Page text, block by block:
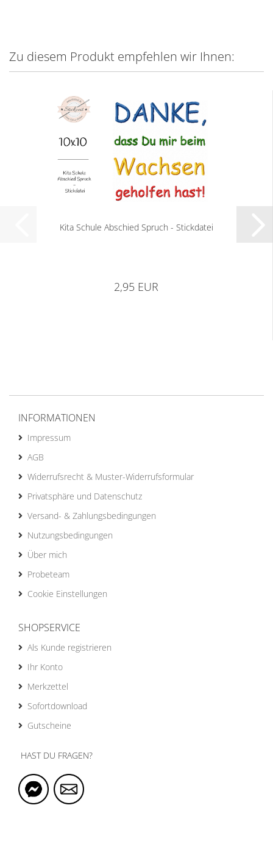
Zu diesem Produkt empfehlen wir Ihnen:
Kita Schule Abschied Spruch - Stickdatei
2,95 EUR
INFORMATIONEN
Impressum
AGB
Widerrufsrecht & Muster-Widerrufsformular
Privatsphäre und Datenschutz
Versand- & Zahlungsbedingungen
Nutzungsbedingungen
Über mich
Probeteam
Cookie Einstellungen
SHOPSERVICE
Als Kunde registrieren
Ihr Konto
Merkzettel
Sofortdownload
Gutscheine
HAST DU FRAGEN?